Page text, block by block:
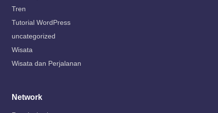
Tren
Tutorial WordPress
uncategorized
Wisata
Wisata dan Perjalanan
Network